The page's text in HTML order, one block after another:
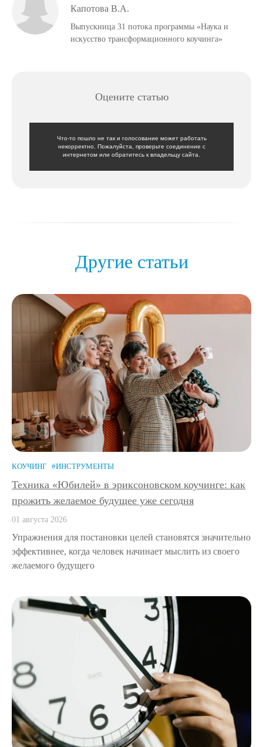
Капотова В.А.
Выпускница 31 потока программы «Наука и
искусство трансформационного коучинга»
Оцените статью
Что-то пошло не так и голосование может работать
некорректно. Пожалуйста, проверьте соединение с
интернетом или обратитесь к владельцу сайта.
Другие статьи
КОУЧИНГ #ИНСТРУМЕНТЫ
Техника «Юбилей» в эриксоновском коучинге: как
прожить желаемое будущее уже сегодня
01 августа 2026
Упражнения для постановки целей становятся значительно
эффективнее, когда человек начинает мыслить из своего
желаемого будущего